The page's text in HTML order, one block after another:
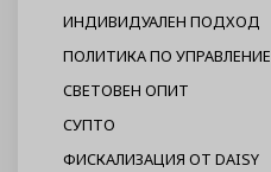
ИНДИВИДУАЛЕН ПОДХОД
ПОЛИТИКА ПО УПРАВЛЕНИЕ
СВЕТОВЕН ОПИТ
СУПТО
ФИСКАЛИЗАЦИЯ ОТ DAISY